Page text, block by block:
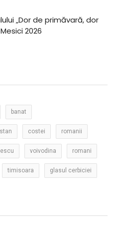
„Dor de primăvară, dor
2026
banat
costei romanii
voivodina romani
timisoara glasul cerbiciei